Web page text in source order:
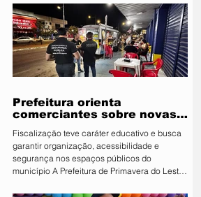
direita na foto), esteve na casa do ministro e
próximo presidente do Supremo Tribunal
Federal (STF) Alexandre de Moraes (à
esquerda na foto) na noite de terça-feira, 4.
Questionado sobre o que foi discutido no
encontro, que também contou com a
Prefeitura orienta
comerciantes sobre novas
trucks
Fiscalização teve caráter educativo e busca
garantir organização, acessibilidade e
segurança nos espaços públicos do
município A Prefeitura de Primavera do Leste,